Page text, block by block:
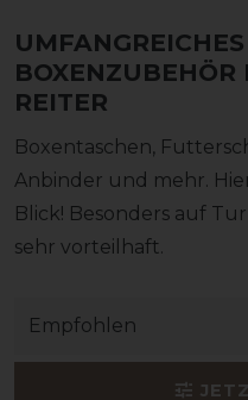
REITER
Boxentaschen,
Anbinder und mehr.
Blick! Besonders auf
sehr vorteilhaft.